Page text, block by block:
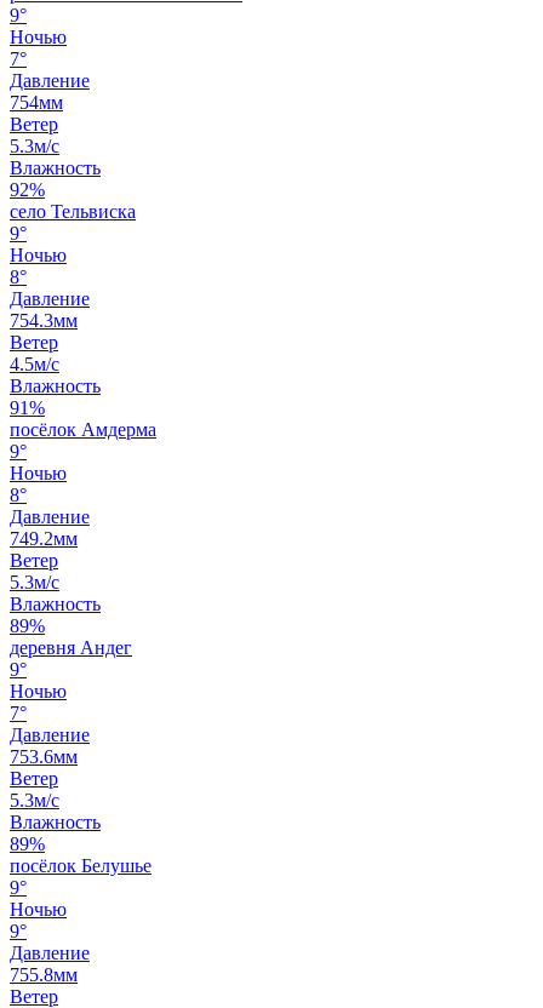
9°
Ночью
7°
Давление
754мм
Ветер
5.3м/с
Влажность
92%
село Тельвиска
9°
Ночью
8°
Давление
754.3мм
Ветер
4.5м/с
Влажность
91%
посёлок Амдерма
9°
Ночью
8°
Давление
749.2мм
Ветер
5.3м/с
Влажность
89%
деревня Андег
9°
Ночью
7°
Давление
753.6мм
Ветер
5.3м/с
Влажность
89%
посёлок Белушье
9°
Ночью
9°
Давление
755.8мм
Ветер